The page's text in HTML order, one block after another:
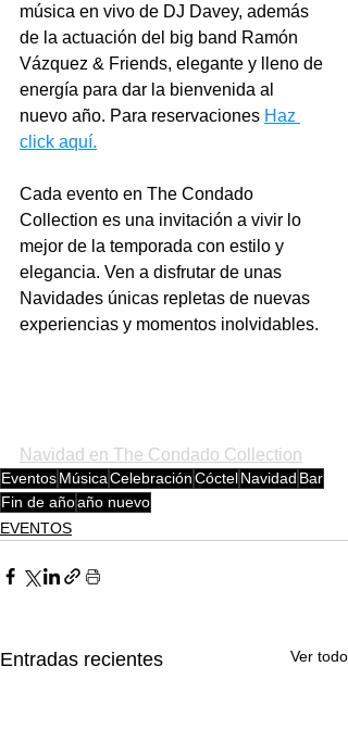
música en vivo de DJ Davey, además
de la actuación del big band Ramón
Vázquez & Friends, elegante y lleno de
energía para dar la bienvenida al
nuevo año. Para reservaciones Haz
click aquí.
Cada evento en The Condado
Collection es una invitación a vivir lo
mejor de la temporada con estilo y
elegancia. Ven a disfrutar de unas
Navidades únicas repletas de nuevas
experiencias y momentos inolvidables.
Navidad en The Condado Collection
EventosMúsicaCelebraciónCóctelNavidad Bar
Fin de añoaño nuevo
EVENTOS
Entradas recientes Ver todo